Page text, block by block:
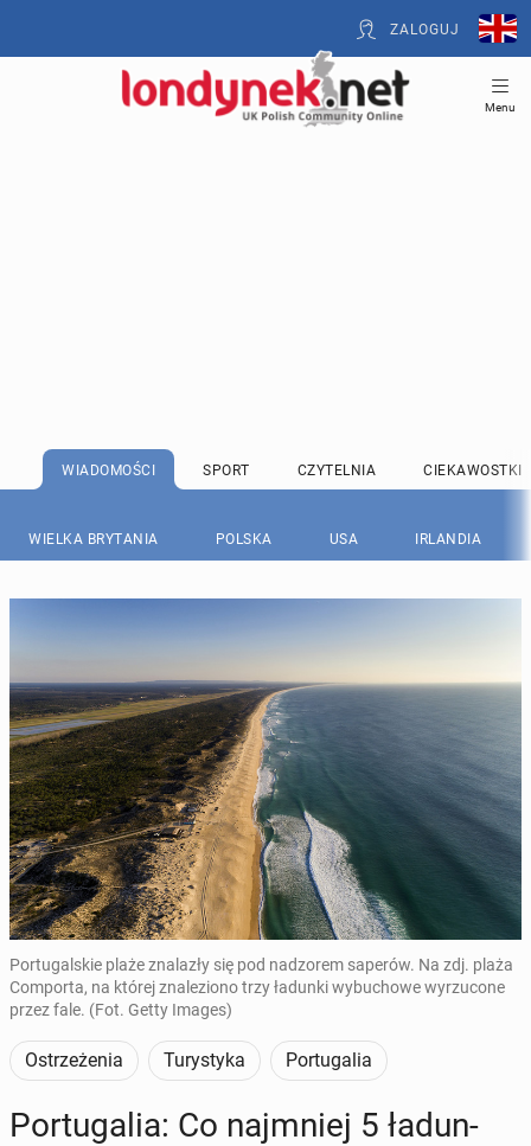
ZALOGUJ
Menu
WIADOMOŚCI SPORT CZYTELNIA CIEKAWOSTKI
WIELKA BRYTANIA POLSKA USA IRLANDIA
Portugalskie plaże znalazły się pod nadzorem saperów. Na zdj. plaża
Comporta, na której znaleziono trzy ładunki wybuchowe wyrzucone
przez fale. (Fot. Getty Images)
Ostrzeżenia Turystyka Portugalia
Por­tu­ga­lia: Co naj­mniej 5 ła­dun­